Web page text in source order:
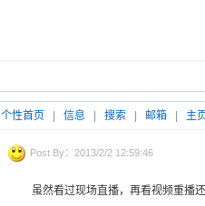
个性首页 信息 搜索 邮箱 主
Post By：2013/2/2 12:59:46
虽然看过现场直播，再看视频重播